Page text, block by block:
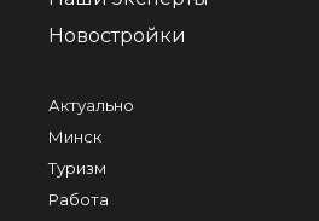
Новостройки
Актуально
Минск
Туризм
Работа